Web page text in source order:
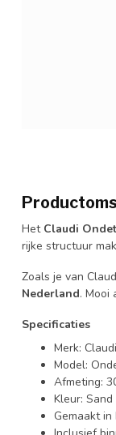
Het Claudi
rijke structuur
Zoals je van
Nederland. Mooi
Specificaties
Merk: Claudi
Model:
Afmeting:
Kleur: Sand
Gemaakt